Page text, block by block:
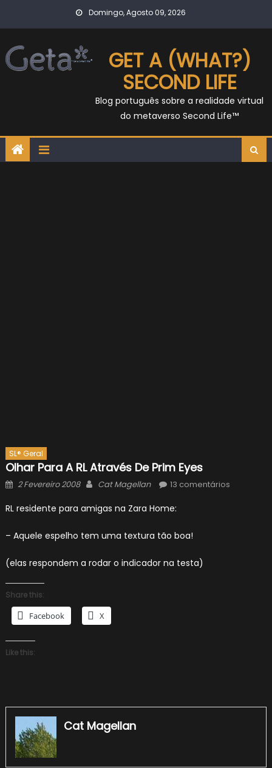
Domingo, Agosto 09, 2026
GET A (WHAT?)
SECOND LIFE
Blog português sobre a realidade virtual
do metaverso Second Life™
SL® Geral
Olhar Para A RL Através De Prim Eyes
Posted
2 Fevereiro 2008 Author
Cat Magellan 13 comentários
RL residente para amigas na Zara Home:
– Aquele espelho tem uma textura tão boa!
(elas respondem a rodar o indicador na testa)
Share this:
Facebook X
Like this:
Cat Magellan